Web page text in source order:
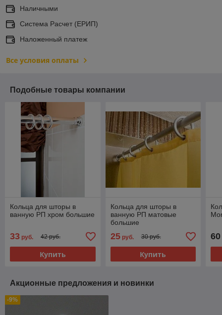
Наличными
Система Расчет (ЕРИП)
Наложенный платеж
Все условия оплаты
Подобные товары компании
Кольца для шторы в
ванную РП хром большие
33 руб. 42 руб.
Купить
Кольца для шторы в
ванную РП матовые
большие
25руб. 30 руб.
Купить
60
Акционные предложения и новинки
-9%